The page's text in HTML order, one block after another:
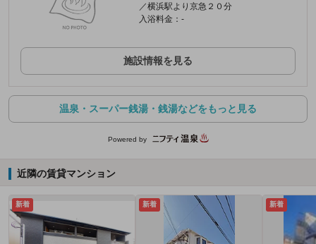
／横浜駅より京急２０分
入浴料金：-
施設情報を見る
温泉・スーパー銭湯・銭湯などをもっと見る
Powered by
近隣の賃貸マンション
新着 新着 新着